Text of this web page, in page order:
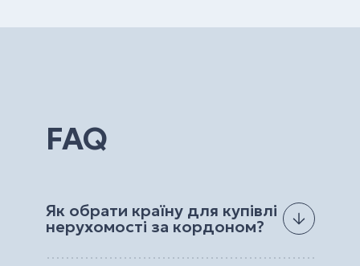
FAQ
Як обрати країну для купівлі
нерухомості за кордоном?
Країну для купівлі нерухомості за кордоном